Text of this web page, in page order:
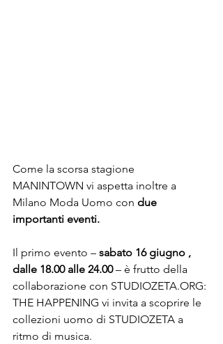
Come la scorsa stagione
MANINTOWN vi aspetta inoltre a
Milano Moda Uomo con due
importanti eventi.
Il primo evento – sabato 16 giugno ,
dalle 18.00 alle 24.00 – è frutto della
collaborazione con STUDIOZETA.ORG:
THE HAPPENING vi invita a scoprire le
collezioni uomo di STUDIOZETA a
ritmo di musica.